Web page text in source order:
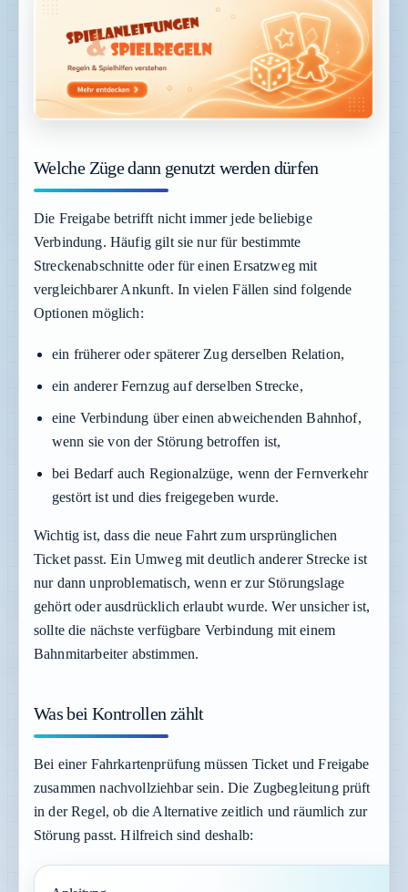
Welche Züge dann genutzt werden dürfen
Die Freigabe betrifft nicht immer jede beliebige
Verbindung. Häufig gilt sie nur für bestimmte
Streckenabschnitte oder für einen Ersatzweg mit
vergleichbarer Ankunft. In vielen Fällen sind folgende
Optionen möglich:
ein früherer oder späterer Zug derselben Relation,
ein anderer Fernzug auf derselben Strecke,
eine Verbindung über einen abweichenden Bahnhof,
wenn sie von der Störung betroffen ist,
bei Bedarf auch Regionalzüge, wenn der Fernverkehr
gestört ist und dies freigegeben wurde.
Wichtig ist, dass die neue Fahrt zum ursprünglichen
Ticket passt. Ein Umweg mit deutlich anderer Strecke ist
nur dann unproblematisch, wenn er zur Störungslage
gehört oder ausdrücklich erlaubt wurde. Wer unsicher ist,
sollte die nächste verfügbare Verbindung mit einem
Bahnmitarbeiter abstimmen.
Was bei Kontrollen zählt
Bei einer Fahrkartenprüfung müssen Ticket und Freigabe
zusammen nachvollziehbar sein. Die Zugbegleitung prüft
in der Regel, ob die Alternative zeitlich und räumlich zur
Störung passt. Hilfreich sind deshalb: